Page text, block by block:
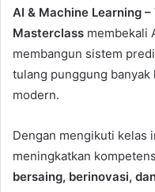
AI & Machine Learning
Masterclass membekali
membangun sistem
tulang punggung
modern.
Dengan mengikuti kelas
meningkatkan
bersaing, berinovasi,